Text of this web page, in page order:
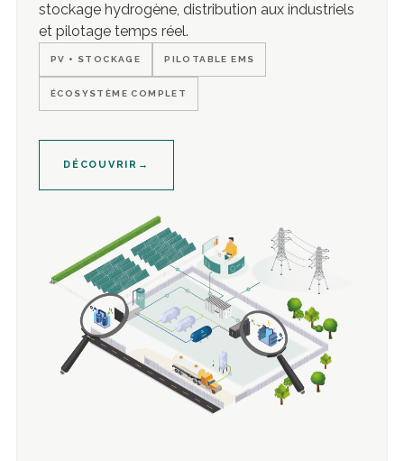
stockage hydrogène, distribution aux industriels
et pilotage temps réel.
PV + STOCKAGE PILOTABLE EMS
ÉCOSYSTÈME COMPLET
DÉCOUVRIR →